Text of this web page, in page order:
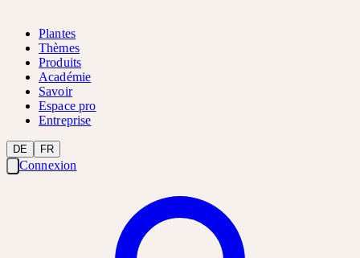
Plantes
Thèmes
Produits
Académie
Savoir
Espace pro
Entreprise
DE FR
Connexion